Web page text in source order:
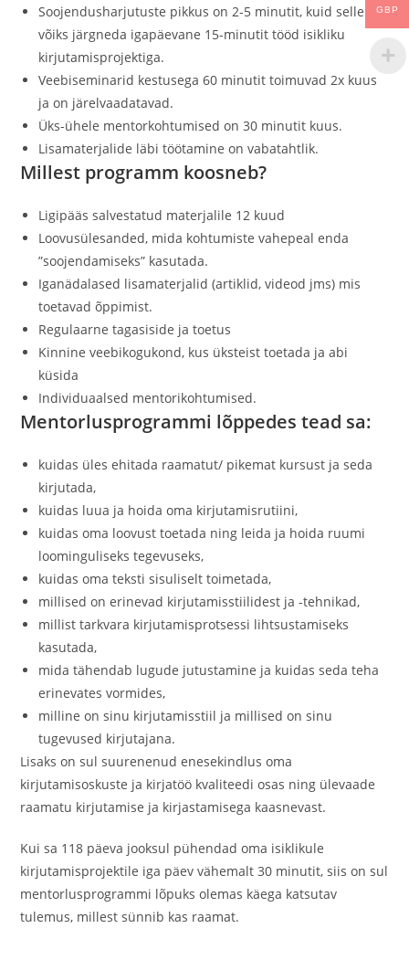
Soojendusharjutuste pikkus on 2-5 minutit, kuid sellele
võiks järgneda igapäevane 15-minutit tööd isikliku
kirjutamisprojektiga.
Veebiseminarid kestusega 60 minutit toimuvad 2x kuus
ja on järelvaadatavad.
Üks-ühele mentorkohtumised on 30 minutit kuus.
Lisamaterjalide läbi töötamine on vabatahtlik.
Millest programm koosneb?
Ligipääs salvestatud materjalile 12 kuud
Loovusülesanded, mida kohtumiste vahepeal enda
”soojendamiseks” kasutada.
Iganädalased lisamaterjalid (artiklid, videod jms) mis
toetavad õppimist.
Regulaarne tagasiside ja toetus
Kinnine veebikogukond, kus üksteist toetada ja abi
küsida
Individuaalsed mentorikohtumised.
Mentorlusprogrammi lõppedes tead sa:
kuidas üles ehitada raamatut/ pikemat kursust ja seda
kirjutada,
kuidas luua ja hoida oma kirjutamisrutiini,
kuidas oma loovust toetada ning leida ja hoida ruumi
loominguliseks tegevuseks,
kuidas oma teksti sisuliselt toimetada,
millised on erinevad kirjutamisstiilidest ja -tehnikad,
millist tarkvara kirjutamisprotsessi lihtsustamiseks
kasutada,
mida tähendab lugude jutustamine ja kuidas seda teha
erinevates vormides,
milline on sinu kirjutamisstiil ja millised on sinu
tugevused kirjutajana.
Lisaks on sul suurenenud enesekindlus oma
kirjutamisoskuste ja kirjatöö kvaliteedi osas ning ülevaade
raamatu kirjutamise ja kirjastamisega kaasnevast.
Kui sa 118 päeva jooksul pühendad oma isiklikule
kirjutamisprojektile iga päev vähemalt 30 minutit, siis on sul
mentorlusprogrammi lõpuks olemas käega katsutav
tulemus, millest sünnib kas raamat.
GBP